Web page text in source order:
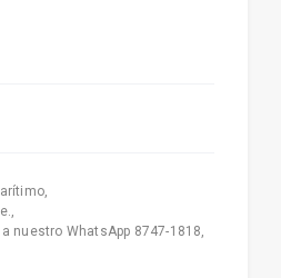
nuestro WhatsApp 8747-1818